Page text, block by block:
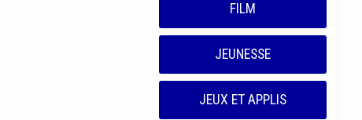
FILM
JEUNESSE
JEUX ET APPLIS